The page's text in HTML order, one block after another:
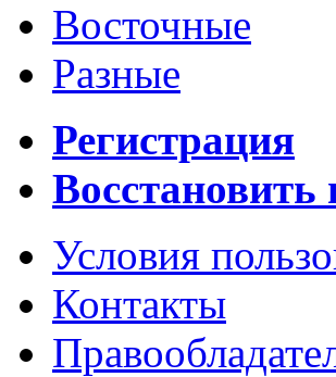
Восточные
Разные
Регистрация
Восстановить
Условия
Контакты